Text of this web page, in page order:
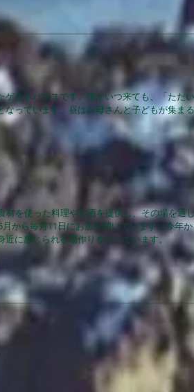
ストハウスです。誰がいつ来ても、「ただ
っています。昼はお母さんと子どもが集ま
を使った料理やお酒を提供し、その場を通
から毎月11日にお店を開いています。今年
近に感じられる場作りを行っています。